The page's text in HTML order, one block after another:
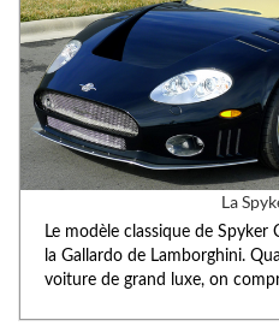
La
Le modèle classique de Spyker
la Gallardo de Lamborghini.
voiture de grand luxe, on